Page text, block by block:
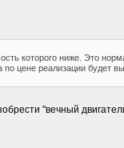
которого ниже. Это
цене реализации будет
"вечный